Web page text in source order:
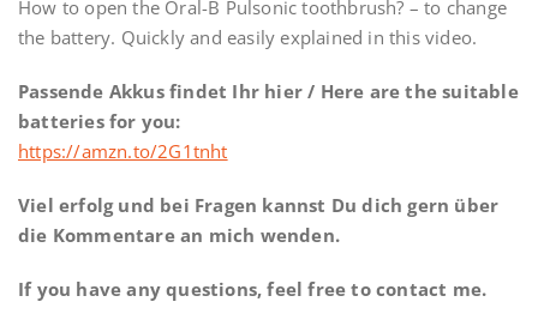
How to open the Oral-B Pulsonic toothbrush? – to change
the battery. Quickly and easily explained in this video.
Passende Akkus findet Ihr hier / Here are the suitable
batteries for you:
https://amzn.to/2G1tnht
Viel erfolg und bei Fragen kannst Du dich gern über
die Kommentare an mich wenden.
If you have any questions, feel free to contact me.